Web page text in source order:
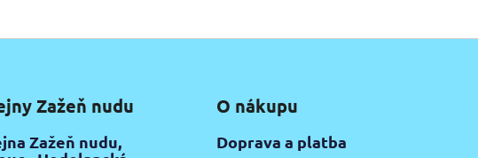
Zažeň nudu
Zažeň nudu,
O nákupu
Doprava a platba